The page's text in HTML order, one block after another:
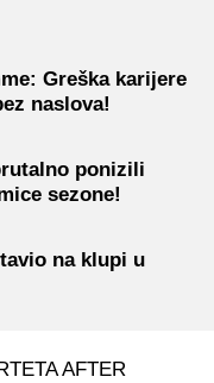
Greška karijere
naslova!
ponizili
sezone!
na klupi u
AFTER